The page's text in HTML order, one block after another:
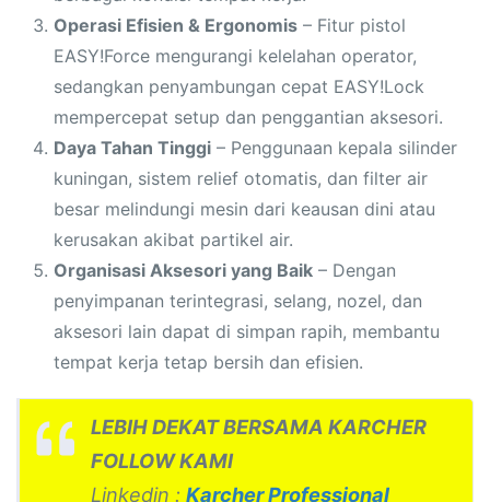
Operasi Efisien & Ergonomis – Fitur pistol
EASY!Force mengurangi kelelahan operator,
sedangkan penyambungan cepat EASY!Lock
mempercepat setup dan penggantian aksesori.
Daya Tahan Tinggi – Penggunaan kepala silinder
kuningan, sistem relief otomatis, dan filter air
besar melindungi mesin dari keausan dini atau
kerusakan akibat partikel air.
Organisasi Aksesori yang Baik – Dengan
penyimpanan terintegrasi, selang, nozel, dan
aksesori lain dapat di simpan rapih, membantu
tempat kerja tetap bersih dan efisien.
LEBIH DEKAT BERSAMA KARCHER
FOLLOW KAMI
Linkedin : Karcher Professional